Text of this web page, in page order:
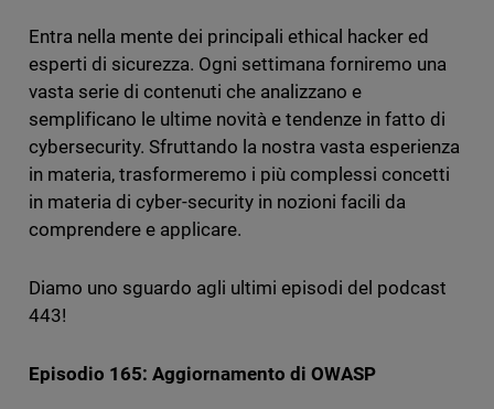
Entra nella mente dei principali ethical hacker ed
esperti di sicurezza. Ogni settimana forniremo una
vasta serie di contenuti che analizzano e
semplificano le ultime novità e tendenze in fatto di
cybersecurity. Sfruttando la nostra vasta esperienza
in materia, trasformeremo i più complessi concetti
in materia di cyber-security in nozioni facili da
comprendere e applicare.
Diamo uno sguardo agli ultimi episodi del podcast
443!
Episodio 165: Aggiornamento di OWASP